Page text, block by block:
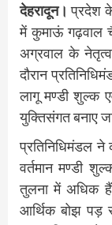
देहरादून। प्रदेश
में कुमाऊं गढ़वाल
अग्रवाल के
दौरान
लागू मण्डी शुल्क
युक्तिसंगत बनाए
प्रतिनिधिमंडल ने
वर्तमान मण्डी
तुलना में अधिक
आर्थिक बोझ पड़